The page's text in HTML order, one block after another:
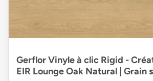
Gerflor Vinyle à clic Rigid -
EIR Lounge Oak Natural | Grain